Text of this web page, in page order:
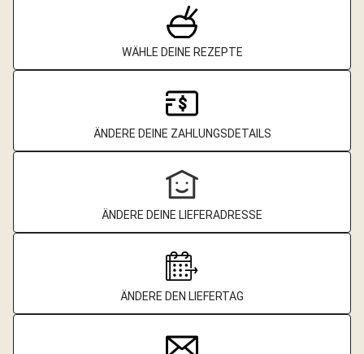
WÄHLE DEINE REZEPTE
ÄNDERE DEINE ZAHLUNGSDETAILS
ÄNDERE DEINE LIEFERADRESSE
ÄNDERE DEN LIEFERTAG